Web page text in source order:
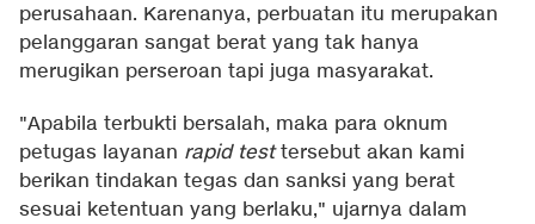
perusahaan. Karenanya, perbuatan itu merupakan
pelanggaran sangat berat yang tak hanya
merugikan perseroan tapi juga masyarakat.
"Apabila terbukti bersalah, maka para oknum
petugas layanan rapid testtersebut akan kami
berikan tindakan tegas dan sanksi yang berat
sesuai ketentuan yang berlaku," ujarnya dalam